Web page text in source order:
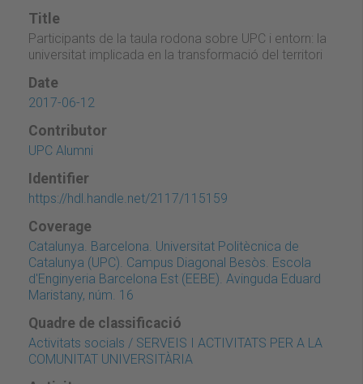
Title
Participants de la taula rodona sobre UPC i entorn: la
universitat implicada en la transformació del territori
Date
2017-06-12
Contributor
UPC Alumni
Identifier
https://hdl.handle.net/2117/115159
Coverage
Catalunya. Barcelona. Universitat Politècnica de
Catalunya (UPC). Campus Diagonal Besòs. Escola
d'Enginyeria Barcelona Est (EEBE). Avinguda Eduard
Maristany, núm. 16
Quadre de classificació
Activitats socials / SERVEIS I ACTIVITATS PER A LA
COMUNITAT UNIVERSITÀRIA